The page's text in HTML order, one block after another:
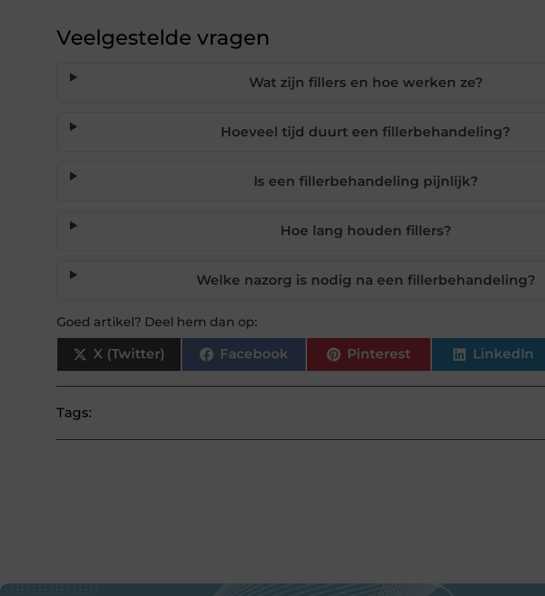
Veelgestelde vragen
Wat zijn fillers en hoe werken ze?
Hoeveel tijd duurt een fillerbehandeling?
Is een fillerbehandeling pijnlijk?
Hoe lang houden fillers?
Welke nazorg is nodig na een fillerbehandeling?
Goed artikel? Deel hem dan op:
X (Twitter) Facebook Pinterest LinkedIn
Tags: